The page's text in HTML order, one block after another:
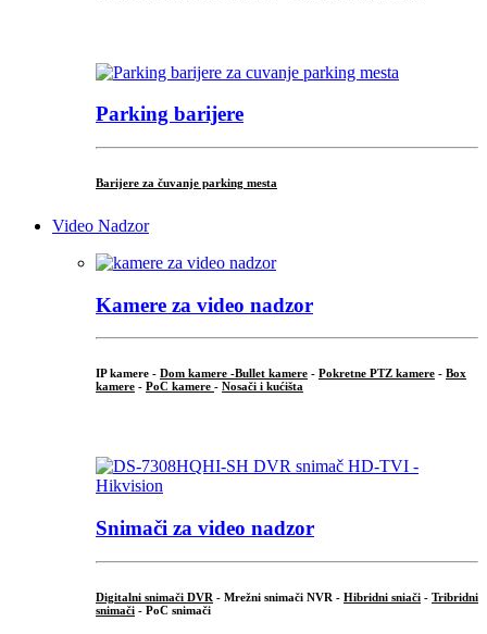
Parking barijere
Barijere za čuvanje parking mesta
Video Nadzor
Kamere za video nadzor
IP kamere - Dom kamere -Bullet kamere - Pokretne PTZ kamere - Box
kamere - PoC kamere - Nosači i kućišta
Snimači za video nadzor
Digitalni snimači DVR - Mrežni snimači NVR - Hibridni sniači - Tribridni
snimači - PoC snimači